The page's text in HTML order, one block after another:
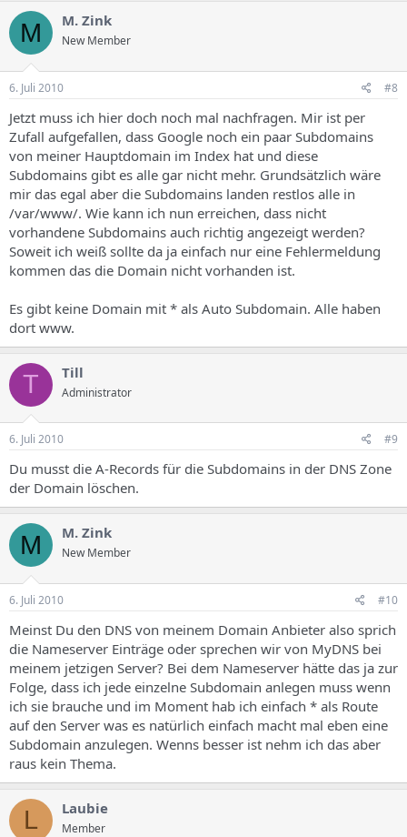
M M. Zink
New Member
6. Juli 2010 #8
Jetzt muss ich hier doch noch mal nachfragen. Mir ist per
Zufall aufgefallen, dass Google noch ein paar Subdomains
von meiner Hauptdomain im Index hat und diese
Subdomains gibt es alle gar nicht mehr. Grundsätzlich wäre
mir das egal aber die Subdomains landen restlos alle in
/var/www/. Wie kann ich nun erreichen, dass nicht
vorhandene Subdomains auch richtig angezeigt werden?
Soweit ich weiß sollte da ja einfach nur eine Fehlermeldung
kommen das die Domain nicht vorhanden ist.
Es gibt keine Domain mit * als Auto Subdomain. Alle haben
dort www.
T Till
Administrator
6. Juli 2010 #9
Du musst die A-Records für die Subdomains in der DNS Zone
der Domain löschen.
M M. Zink
New Member
6. Juli 2010 #10
Meinst Du den DNS von meinem Domain Anbieter also sprich
die Nameserver Einträge oder sprechen wir von MyDNS bei
meinem jetzigen Server? Bei dem Nameserver hätte das ja zur
Folge, dass ich jede einzelne Subdomain anlegen muss wenn
ich sie brauche und im Moment hab ich einfach * als Route
auf den Server was es natürlich einfach macht mal eben eine
Subdomain anzulegen. Wenns besser ist nehm ich das aber
raus kein Thema.
L Laubie
Member